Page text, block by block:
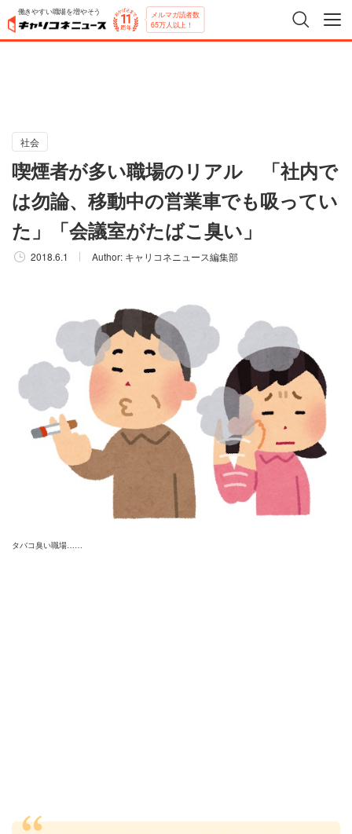
働きやすい職場を増やそう メルマガ読者数
65万人以上！
社会
喫煙者が多い職場のリアル 「社内で
は勿論、移動中の営業車でも吸ってい
た」「会議室がたばこ臭い」
2018.6.1 Author: キャリコネニュース編集部
タバコ臭い職場……